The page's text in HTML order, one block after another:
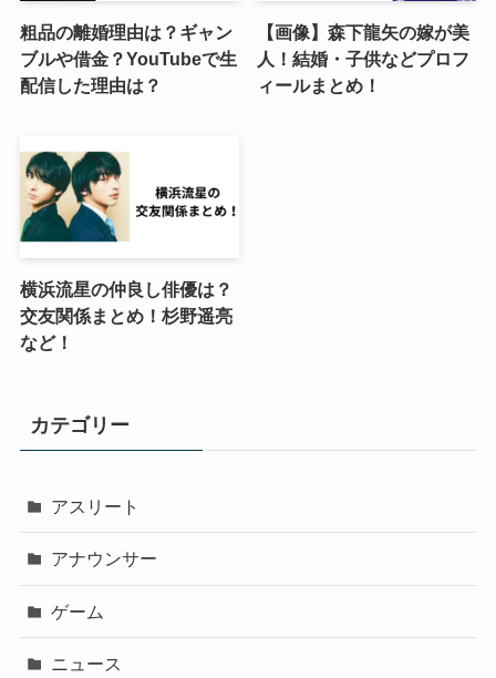
粗品の離婚理由は？ギャン
ブルや借金？YouTubeで生
配信した理由は？
【画像】森下龍矢の嫁が美
人！結婚・子供などプロフ
ィールまとめ！
横浜流星の仲良し俳優は？
交友関係まとめ！杉野遥亮
など！
カテゴリー
アスリート
アナウンサー
ゲーム
ニュース